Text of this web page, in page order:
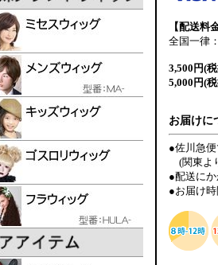
【配送料金
全国一律
3,500円(
5,000円(
お届けに
●佐川急便
(関東よ
●配送に
●お届け